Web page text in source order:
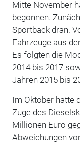
Mitte November
begonnen.
Sportback dran.
Fahrzeuge aus
Es folgten die
2014 bis 2017
Jahren 2015 bis
Im Oktober hatte
Zuge des
Millionen Euro
Abweichungen